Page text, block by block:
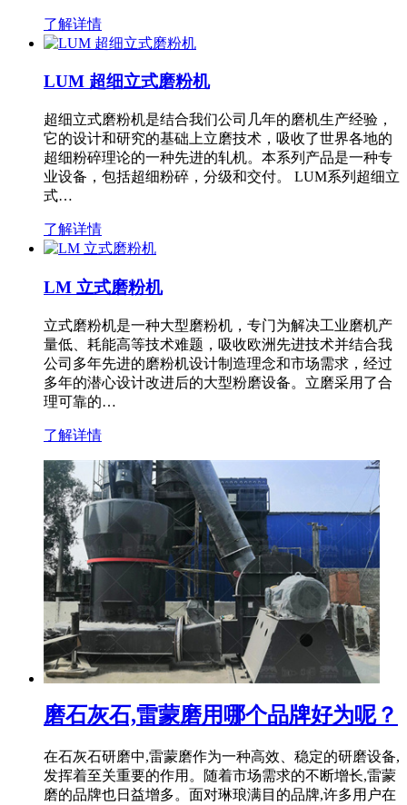
了解详情
LUM 超细立式磨粉机
超细立式磨粉机是结合我们公司几年的磨机生产经验，
它的设计和研究的基础上立磨技术，吸收了世界各地的
超细粉碎理论的一种先进的轧机。本系列产品是一种专
业设备，包括超细粉碎，分级和交付。 LUM系列超细立
式…
了解详情
LM 立式磨粉机
立式磨粉机是一种大型磨粉机，专门为解决工业磨机产
量低、耗能高等技术难题，吸收欧洲先进技术并结合我
公司多年先进的磨粉机设计制造理念和市场需求，经过
多年的潜心设计改进后的大型粉磨设备。立磨采用了合
理可靠的…
了解详情
磨石灰石,雷蒙磨用哪个品牌好为呢？
在石灰石研磨中,雷蒙磨作为一种高效、稳定的研磨设备,
发挥着至关重要的作用。随着市场需求的不断增长,雷蒙
磨的品牌也日益增多。面对琳琅满目的品牌,许多用户在